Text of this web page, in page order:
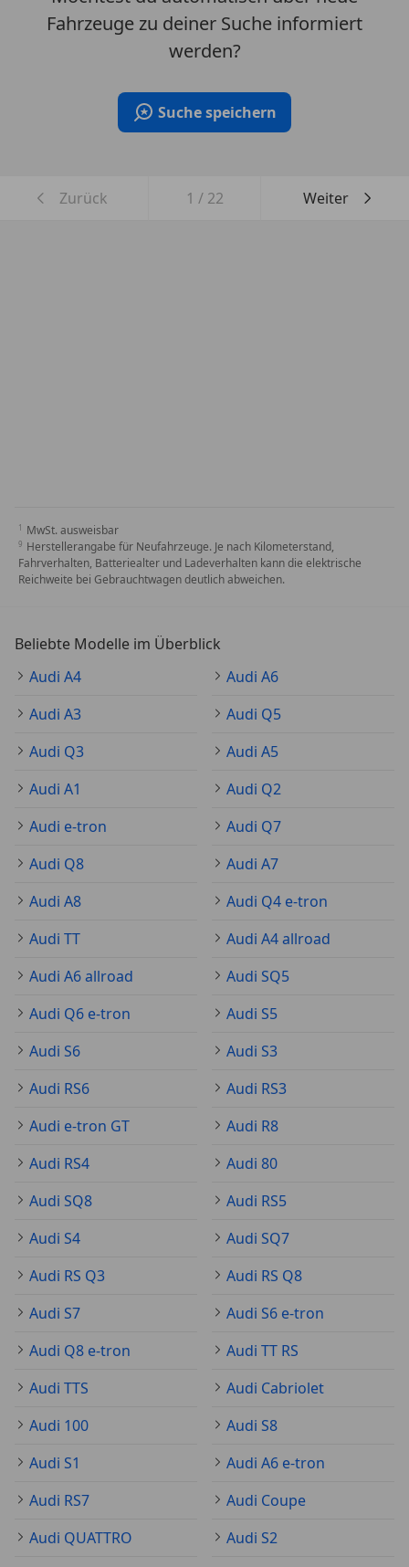
Fahrzeuge zu deiner Suche informiert
werden?
Suche speichern
Zurück 1 / 22 Weiter
MwSt. ausweisbar
Herstellerangabe für Neufahrzeuge. Je nach Kilometerstand,
Fahrverhalten, Batteriealter und Ladeverhalten kann die elektrische
Reichweite bei Gebrauchtwagen deutlich abweichen.
Beliebte Modelle im Überblick
Audi A4
Audi A6
Audi A3
Audi Q5
Audi Q3
Audi A5
Audi A1
Audi Q2
Audi e-tron
Audi Q7
Audi Q8
Audi A7
Audi A8
Audi Q4 e-tron
Audi TT
Audi A4 allroad
Audi A6 allroad
Audi SQ5
Audi Q6 e-tron
Audi S5
Audi S6
Audi S3
Audi RS6
Audi RS3
Audi e-tron GT
Audi R8
Audi RS4
Audi 80
Audi SQ8
Audi RS5
Audi S4
Audi SQ7
Audi RS Q3
Audi RS Q8
Audi S7
Audi S6 e-tron
Audi Q8 e-tron
Audi TT RS
Audi TTS
Audi Cabriolet
Audi 100
Audi S8
Audi S1
Audi A6 e-tron
Audi RS7
Audi Coupe
Audi QUATTRO
Audi S2